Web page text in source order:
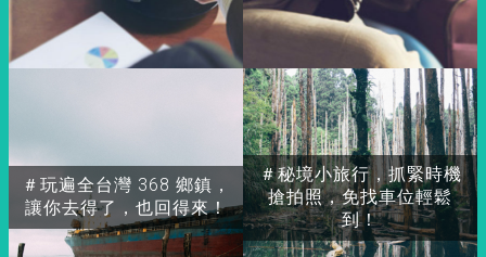
＃玩遍全台灣 368 鄉鎮，
讓你去得了，也回得來！
＃秘境小旅行，抓緊時機
搶拍照，免找車位輕鬆
到！